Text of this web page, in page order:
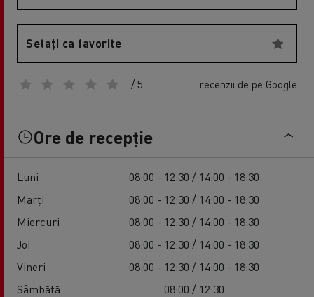
Setați ca favorite
/ 5 recenzii de pe Google
Ore de recepție
Luni
08:00 - 12:30 / 14:00 - 18:30
Marți
08:00 - 12:30 / 14:00 - 18:30
Miercuri
08:00 - 12:30 / 14:00 - 18:30
Joi
08:00 - 12:30 / 14:00 - 18:30
Vineri
08:00 - 12:30 / 14:00 - 18:30
Sâmbătă
08:00 / 12:30